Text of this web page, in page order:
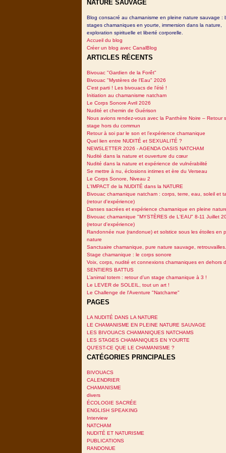
NATURE SAUVAGE
Blog consacré au chamanisme en pleine nature sauvage :
stages chamaniques en yourte, immersion dans la nature,
exploration spirituelle et liberté corporelle.
Accueil du blog
Créer un blog avec CanalBlog
ARTICLES RÉCENTS
Bivouac "Gardien de la Forêt"
Bivouac "Mystères de l'Eau" 2026
C'est parti ! Les bivouacs de l'été !
Initiation au chamanisme natcham
Le Corps Sonore Avril 2026
Nudité et chemin de Guérison
Nous avions rendez-vous avec la Panthère Noire – Retour
stage hors du commun
Retour à soi par le son et l’expérience chamanique
Quel lien entre NUDITÉ et SEXUALITÉ ?
NEWSLETTER 2026 - AGENDA OASIS NATCHAM
Nudité dans la nature et ouverture du cœur
Nudité dans la nature et expérience de vulnérabilité
Se mettre à nu, éclosions intimes et ère du Verseau
Le Corps Sonore, Niveau 2
L'IMPACT de la NUDITÉ dans la NATURE
Bivouac chamanique natcham : corps, terre, eau, soleil et
(retour d'expérience)
Danses sacrées et expérience chamanique en pleine
Bivouac chamanique "MYSTÈRES de L'EAU" 8-11 Juillet
(retour d'expérience)
Randonnée nue (randonue) et solstice sous les étoiles en
nature
Sanctuaire chamanique, pure nature sauvage,
Stage chamanique : le corps sonore
Voix, corps, nudité et connexions chamaniques en dehors
SENTIERS BATTUS
L’animal totem : retour d’un stage chamanique à 3 !
Le LEVER de SOLEIL, tout un art !
Le Challenge de l'Aventure "Natchame"
PAGES
LA NUDITÉ DANS LA NATURE
LE CHAMANISME EN PLEINE NATURE SAUVAGE
LES BIVOUACS CHAMANIQUES NATCHAMS
LES STAGES CHAMANIQUES EN YOURTE
QU'EST-CE QUE LE CHAMANISME ?
CATÉGORIES PRINCIPALES
BIVOUACS
CALENDRIER
CHAMANISME
divers
ÉCOLOGIE SACRÉE
ENGLISH SPEAKING
Interview
NATCHAM
NUDITÉ ET NATURISME
PUBLICATIONS
RANDONUE